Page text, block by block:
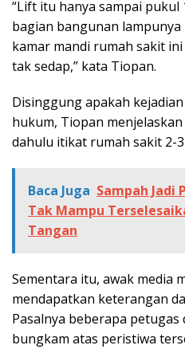
“Lift itu hanya sampai pukul
bagian bangunan
kamar mandi rumah sakit
tak sedap,” kata Tiopan.
Disinggung apakah
hukum, Tiopan
dahulu itikat rumah sakit 2-
Baca Juga Sampah Jadi
Tak Mampu
Tangan
Sementara itu, awak media
mendapatkan keterangan
Pasalnya beberapa petugas
bungkam atas peristiwa